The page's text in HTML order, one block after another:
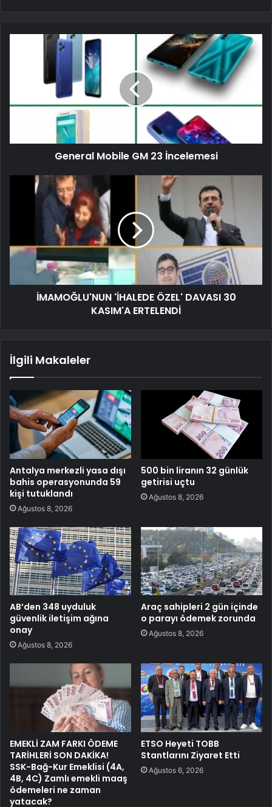
General Mobile GM 23 İncelemesi
İMAMOĞLU'NUN 'İHALEDE ÖZEL' DAVASI 30
KASIM'A ERTELENDİ
İlgili Makaleler
Antalya merkezli yasa dışı
bahis operasyonunda 59
kişi tutuklandı
Ağustos 8, 2026
500 bin liranın 32 günlük
getirisi uçtu
Ağustos 8, 2026
AB’den 348 uyduluk
güvenlik iletişim ağına
onay
Ağustos 8, 2026
Araç sahipleri 2 gün içinde
o parayı ödemek zorunda
Ağustos 8, 2026
EMEKLİ ZAM FARKI ÖDEME
TARİHLERİ SON DAKİKA!
SSK-Bağ-Kur Emeklisi (4A,
4B, 4C) Zamlı emekli maaş
ödemeleri ne zaman
yatacak?
ETSO Heyeti TOBB
Stantlarını Ziyaret Etti
Ağustos 6, 2026